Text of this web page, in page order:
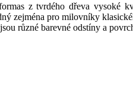
z tvrdého dřeva vysoké
zejména pro milovníky
různé barevné odstíny a